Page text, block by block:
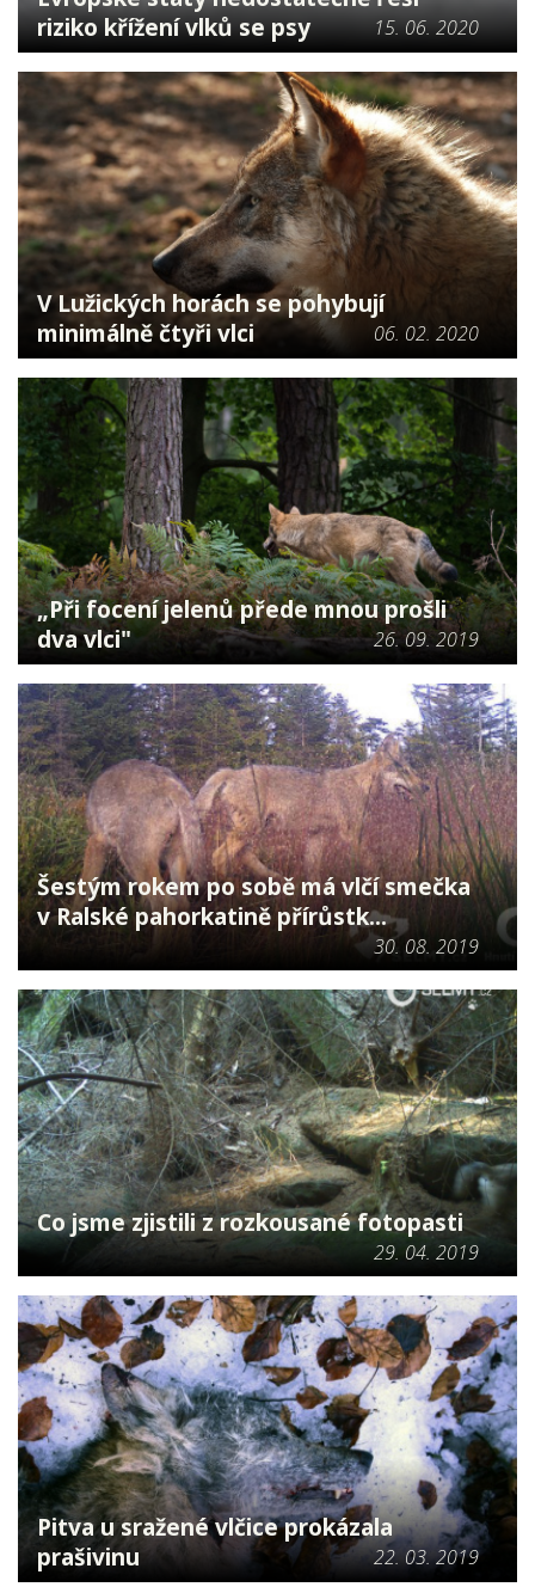
riziko křížení vlků se psy
15. 06. 2020
V Lužických horách se pohybují
minimálně čtyři vlci
06. 02. 2020
„Při focení jelenů přede mnou prošli
dva vlci"
26. 09. 2019
Šestým rokem po sobě má vlčí smečka
v Ralské pahorkatině přírůstk...
30. 08. 2019
Co jsme zjistili z rozkousané fotopasti
29. 04. 2019
Pitva u sražené vlčice prokázala
prašivinu
22. 03. 2019